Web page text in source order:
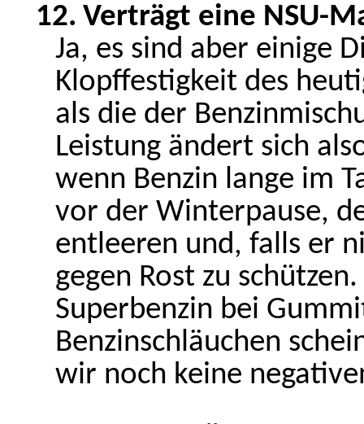
12. Verträgt eine NSU-
Ja, es sind aber einige
Klopffestigkeit des
als die der
Leistung ändert sich
wenn Benzin lange im
vor der Winterpause,
entleeren und, falls er
gegen Rost zu
Superbenzin bei
Benzinschläuchen
wir noch keine